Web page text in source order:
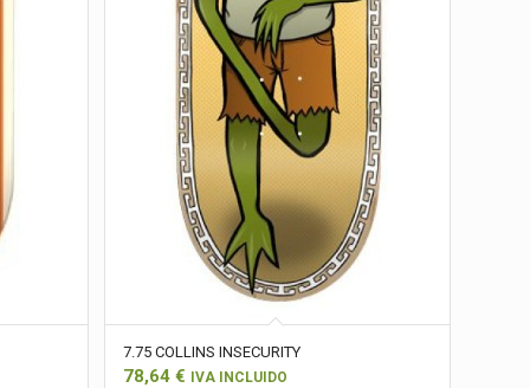
7.75 COLLINS INSECURITY
78,64 € IVA INCLUIDO